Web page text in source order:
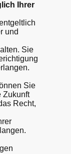
Ihrer
und
Sie
Sie
Zukunft
Recht,